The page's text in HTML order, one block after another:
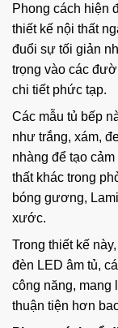
Phong cách hiện
thiết kế nội thất
đuổi sự tối giản
trọng vào các
chi tiết phức tạp.
Các mẫu tủ bếp
như trắng, xám,
nhàng để tạo
thất khác trong
bóng gương,
xước.
Trong thiết kế
đèn LED âm tủ,
công năng, mang
thuận tiện hơn